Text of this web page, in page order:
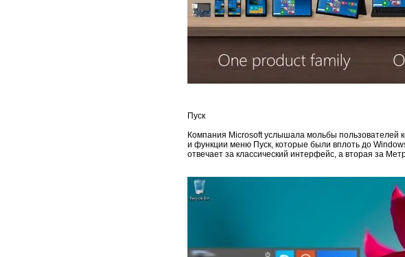
Пуск
Компания Microsoft услышала мольбы пользователей
и функции меню Пуск, которые были вплоть до
отвечает за классический интерфейс, а вторая за